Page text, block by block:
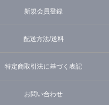
新規会員登録
配送方法/送料
特定商取引法に基づく表記
お問い合わせ